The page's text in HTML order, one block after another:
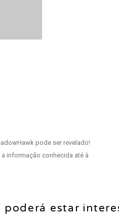
pode ser revelado!
informação conhecida até à
poderá estar